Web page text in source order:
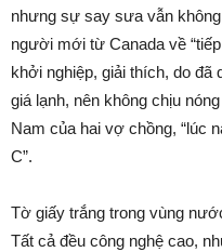
nhưng sự say sưa vẫn
người mới từ Canada về
khởi nghiệp, giải thích, do đã
giá lạnh, nên không chịu
Nam của hai vợ chồng, “lúc
C”.
Tờ giấy trắng trong vùng
Tất cả đều công nghệ cao,